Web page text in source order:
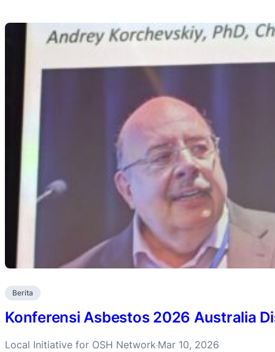
Berita
Konferensi Asbestos 2026 Australia
Local Initiative for OSH Network·Mar 10, 2026